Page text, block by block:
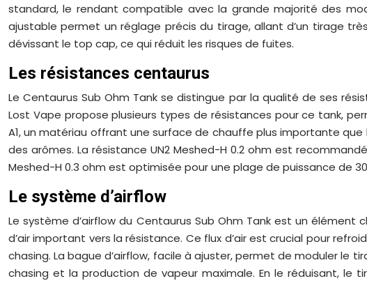
standard, le rendant compatible avec la grande majorité des
ajustable permet un réglage précis du tirage, allant d’un tirage
dévissant le top cap, ce qui réduit les risques de fuites.
Les résistances centaurus
Le Centaurus Sub Ohm Tank se distingue par la qualité de ses
Lost Vape propose plusieurs types de résistances pour ce tank,
A1, un matériau offrant une surface de chauffe plus importante
des arômes. La résistance UN2 Meshed-H 0.2 ohm est
Meshed-H 0.3 ohm est optimisée pour une plage de puissance de
Le système d’airflow
Le système d’airflow du Centaurus Sub Ohm Tank est un
d’air important vers la résistance. Ce flux d’air est crucial pour
chasing. La bague d’airflow, facile à ajuster, permet de moduler le
chasing et la production de vapeur maximale. En le réduisant, le